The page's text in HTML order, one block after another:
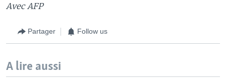
Avec AFP
Partager Follow us
A lire aussi